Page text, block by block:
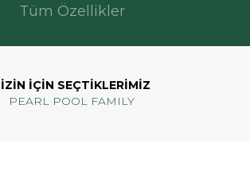
Tüm Özellikler
İÇİN SEÇTİKLERİMİZ
PEARL POOL FAMILY